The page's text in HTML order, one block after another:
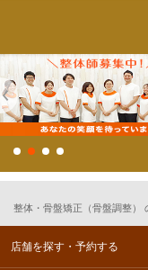
整体・骨盤矯正（骨盤調整）
店舗を探す・予約する